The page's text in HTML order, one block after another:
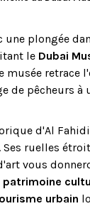
une plongée
le Dubai
musée retrace
de pêcheurs à
d'Al
ruelles
vous
patrimoine
urbain